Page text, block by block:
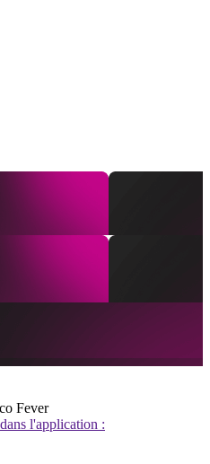
Fever
l'application :